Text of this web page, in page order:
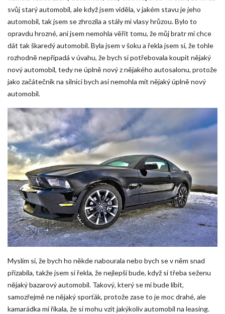
svůj starý automobil, ale když jsem viděla, v jakém stavu je jeho
automobil, tak jsem se zhrozila a stály mi vlasy hrůzou. Bylo to
opravdu hrozné, ani jsem nemohla věřit tomu, že můj bratr mi chce
dát tak škaredý automobil. Byla jsem v šoku a řekla jsem si, že tohle
rozhodně nepřipadá v úvahu, že bych si potřebovala koupit nějaký
nový automobil, tedy ne úplně nový z nějakého autosalonu, protože
jako začátečník na silnici bych asi nemohla mít nějaký úplně nový
automobil.
Myslím si, že bych ho někde nabourala nebo bych se v něm snad
přizabila, takže jsem si řekla, že nejlepší bude, když si třeba seženu
nějaký bazarový automobil. Takový, který se mi bude líbit,
samozřejmě ne nějaký sporťák, protože zase to je moc drahé, ale
kamarádka mi říkala, že si mohu vzít jakýkoliv automobil na leasing.